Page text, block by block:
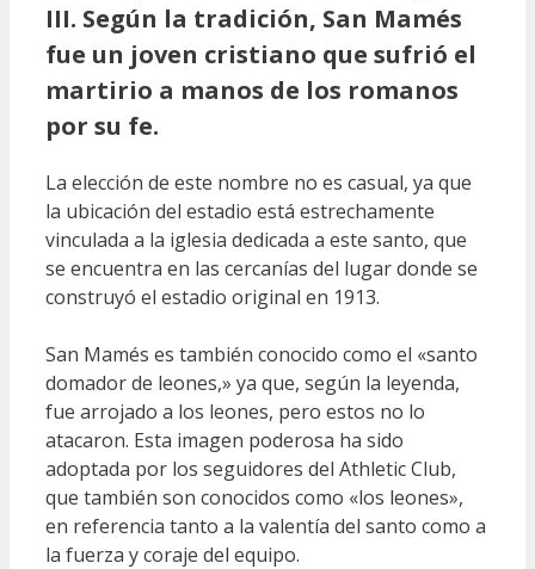
III. Según la tradición, San Mamés
fue un joven cristiano que sufrió el
martirio a manos de los romanos
por su fe.
La elección de este nombre no es casual, ya que
la ubicación del estadio está estrechamente
vinculada a la iglesia dedicada a este santo, que
se encuentra en las cercanías del lugar donde se
construyó el estadio original en 1913.
San Mamés es también conocido como el «santo
domador de leones,» ya que, según la leyenda,
fue arrojado a los leones, pero estos no lo
atacaron. Esta imagen poderosa ha sido
adoptada por los seguidores del Athletic Club,
que también son conocidos como «los leones»,
en referencia tanto a la valentía del santo como a
la fuerza y coraje del equipo.